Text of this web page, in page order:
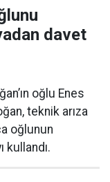
davet
oğlu Enes
teknik arıza
oğlunun
kullandı.